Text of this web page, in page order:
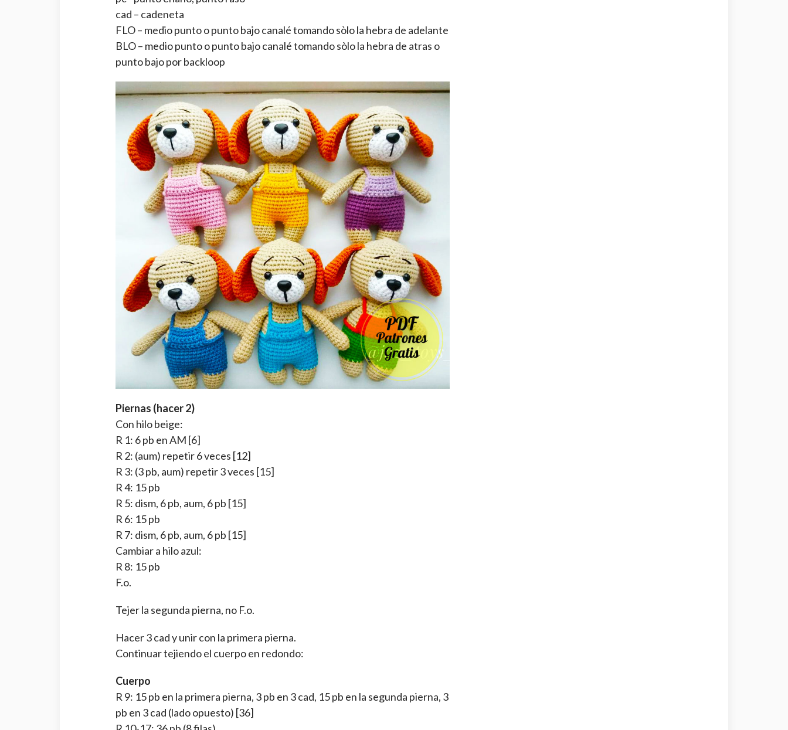
cad – cadeneta
FLO – medio punto o punto bajo canalé tomando sòlo la hebra de adelante
BLO – medio punto o punto bajo canalé tomando sòlo la hebra de atras o
punto bajo por backloop
Piernas (hacer 2)
Con hilo beige:
R 1: 6 pb en AM [6]
R 2: (aum) repetir 6 veces [12]
R 3: (3 pb, aum) repetir 3 veces [15]
R 4: 15 pb
R 5: dism, 6 pb, aum, 6 pb [15]
R 6: 15 pb
R 7: dism, 6 pb, aum, 6 pb [15]
Cambiar a hilo azul:
R 8: 15 pb
F.o.
Tejer la segunda pierna, no F.o.
Hacer 3 cad y unir con la primera pierna.
Continuar tejiendo el cuerpo en redondo:
Cuerpo
R 9: 15 pb en la primera pierna, 3 pb en 3 cad, 15 pb en la segunda pierna, 3
pb en 3 cad (lado opuesto) [36]